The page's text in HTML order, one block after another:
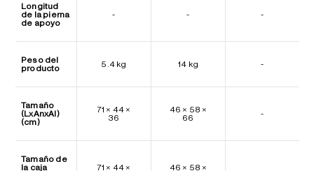
Longitud
de la pierna
de apoyo
- - -
Peso del
producto
5.4 kg 14 kg -
Tamaño
(LxAnxAl)
(cm)
71 × 44 ×
36
46 × 58 ×
66
-
Tamaño de
la caja
71 × 44 ×
46 × 58 ×